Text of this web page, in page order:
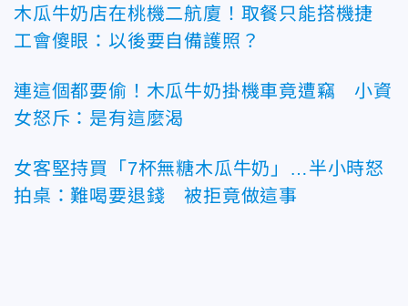
木瓜牛奶店在桃機二航廈！取餐只能搭機捷
工會傻眼：以後要自備護照？
連這個都要偷！木瓜牛奶掛機車竟遭竊 小資
女怒斥：是有這麼渴
女客堅持買「7杯無糖木瓜牛奶」…半小時怒
拍桌：難喝要退錢 被拒竟做這事